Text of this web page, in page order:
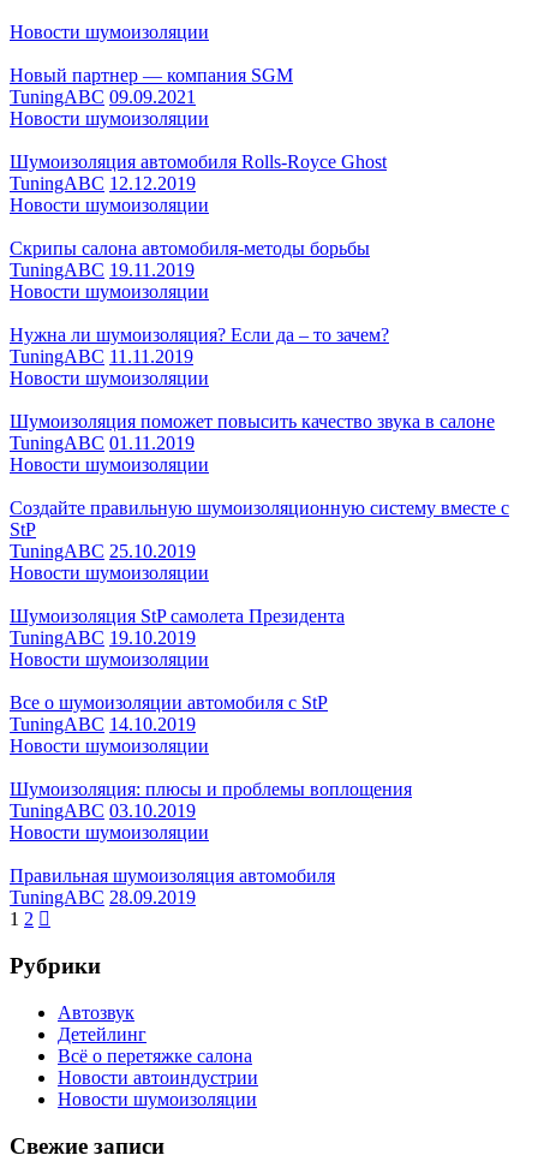
Новости шумоизоляции
Новый партнер — компания SGM
TuningABC 09.09.2021
Новости шумоизоляции
Шумоизоляция автомобиля Rolls-Royce Ghost
TuningABC 12.12.2019
Новости шумоизоляции
Скрипы салона автомобиля-методы борьбы
TuningABC 19.11.2019
Новости шумоизоляции
Нужна ли шумоизоляция? Если да – то зачем?
TuningABC 11.11.2019
Новости шумоизоляции
Шумоизоляция поможет повысить качество звука в салоне
TuningABC 01.11.2019
Новости шумоизоляции
Создайте правильную шумоизоляционную систему вместе с
StP
TuningABC 25.10.2019
Новости шумоизоляции
Шумоизоляция StP самолета Президента
TuningABC 19.10.2019
Новости шумоизоляции
Все о шумоизоляции автомобиля с StP
TuningABC 14.10.2019
Новости шумоизоляции
Шумоизоляция: плюсы и проблемы воплощения
TuningABC 03.10.2019
Новости шумоизоляции
Правильная шумоизоляция автомобиля
TuningABC 28.09.2019
1 2
Рубрики
Автозвук
Детейлинг
Всё о перетяжке салона
Новости автоиндустрии
Новости шумоизоляции
Свежие записи